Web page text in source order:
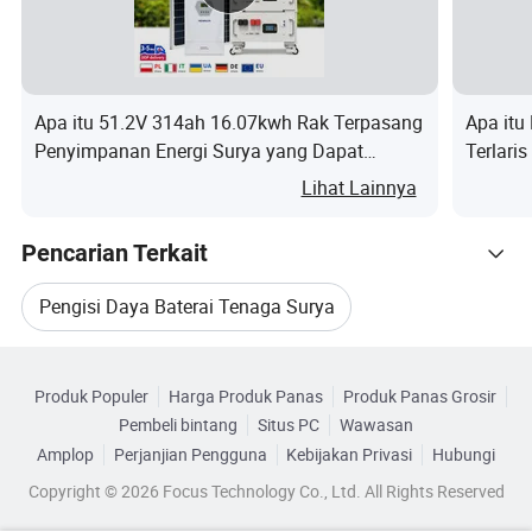
model kami berkualitas tinggi.
Beri kontrak kami, kami akan memberikan Anda penawaran.
Apa itu 51.2V 314ah 16.07kwh Rak Terpasang
Penyimpanan Energi Surya yang Dapat
Ditumpuk LiFePO4 Rak Terpisah untuk Solar
Lihat Lainnya
Apa itu
Pencarian Terkait
Pengisi Daya Baterai Tenaga Surya
Stasiun Daya Pengisi Daya Portabel
Pengisi Daya Panel Tenaga Surya
Produk Populer Harga Produk Panas
Produk Panas Grosir
Pembeli bintang
Situs PC
Wawasan
Amplop
Perjanjian Pengguna Kebijakan Privasi
Hubungi
Copyright © 2026 Focus Technology Co., Ltd. All Rights Reserved